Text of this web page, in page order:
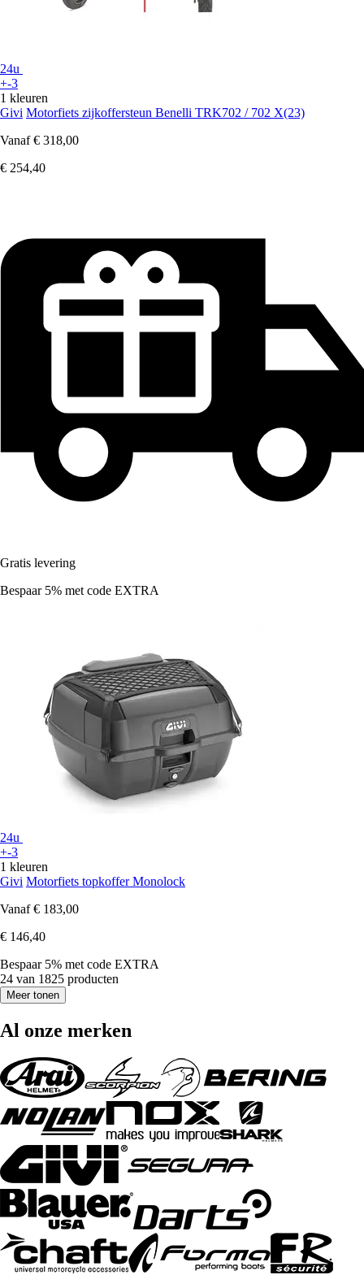
24u
+-3
1 kleuren
Givi Motorfiets zijkoffersteun Benelli TRK702 / 702 X(23)
Vanaf € 318,00
€ 254,40
Gratis levering
Bespaar 5% met code EXTRA
24u
+-3
1 kleuren
Givi Motorfiets topkoffer Monolock
Vanaf € 183,00
€ 146,40
Bespaar 5% met code EXTRA
24 van 1825 producten
Meer tonen
Al onze merken